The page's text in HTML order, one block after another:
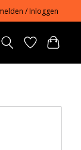
/ Inloggen